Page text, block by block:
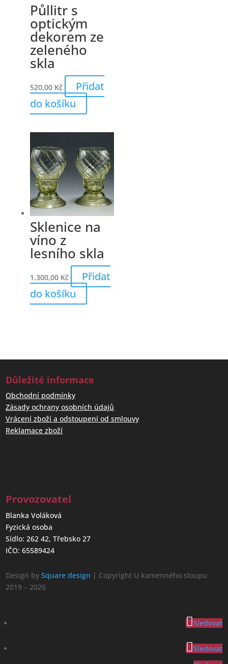
Půllitr s
optickým
dekorem ze
zeleného
skla
520,00 Kč
Přidat
do košíku
Sklenice na
víno z
lesního skla
1.300,00 Kč
Přidat
do košíku
Důležité informace
Obchodní podmínky
Zásady ochrany osobních údajů
Vrácení zboží a odstoupení od smlouvy
Reklamace zboží
Provozovatel
Blanka Voláková
Fyzická osoba
Sídlo: 262 42, Třebsko 27
IČO: 65589424
Design bySquare design | Copyright U kamenného sloupu
2019 – 2026
Sledovat
Sledovat